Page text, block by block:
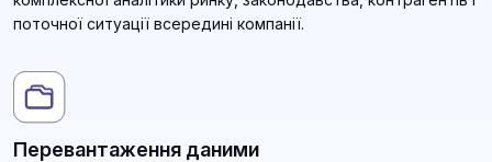
поточної ситуації всередині компанії.
Перевантаження даними